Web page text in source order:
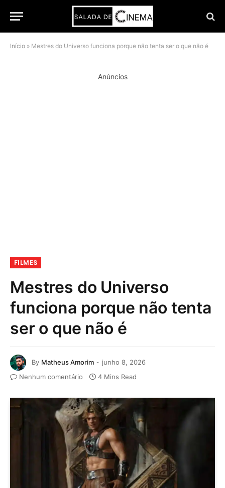
Início » Mestres do Universo funciona porque não tenta ser o que não é
Anúncios
FILMES
Mestres do Universo
funciona porque não tenta
ser o que não é
By Matheus Amorim
junho 8, 2026
Nenhum comentário
4 Mins Read